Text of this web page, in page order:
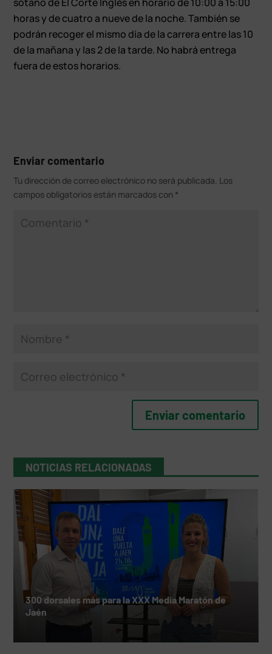
horas y de cuatro a nueve de la noche. También se
podrán recoger el mismo día de la carrera entre las 10
de la mañana y las 2 de la tarde. No habrá entrega
fuera de estos horarios.
Enviar comentario
Tu dirección de correo electrónico no será publicada. Los
campos obligatorios están marcados con *
NOTICIAS RELACIONADAS
300 dorsales más para la XXX Media Maratón de
Jaén